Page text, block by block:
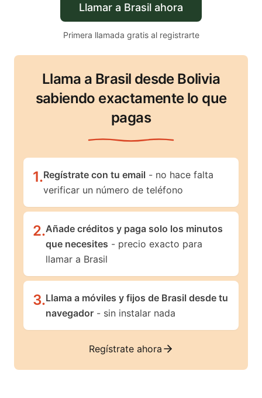
Llamar a Brasil ahora
Primera llamada gratis al registrarte
Llama a Brasil desde Bolivia
sabiendo exactamente lo que
pagas
1.Regístrate con tu email - no hace falta
verificar un número de teléfono
2.Añade créditos y paga solo los minutos
que necesites - precio exacto para
llamar a Brasil
3.Llama a móviles y fijos de Brasil desde tu
navegador - sin instalar nada
Regístrate ahora